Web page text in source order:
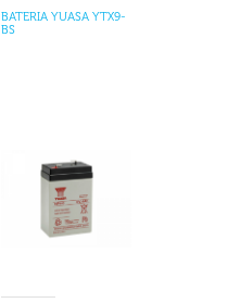
BATERIA YUASA YTX9-
BS